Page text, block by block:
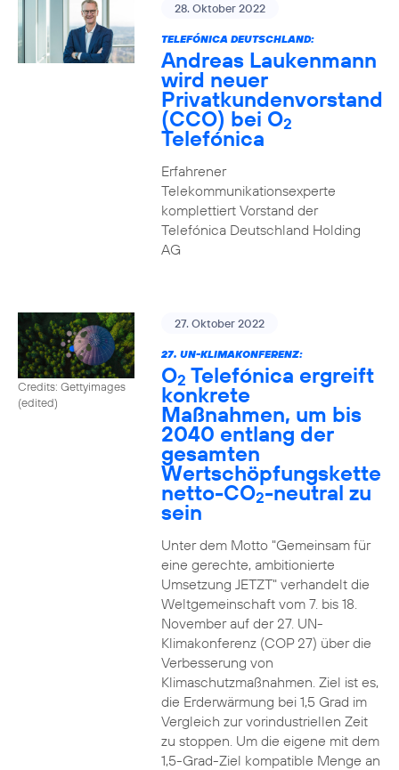
28. Oktober 2022
TELEFÓNICA DEUTSCHLAND:
Andreas Laukenmann
wird neuer
Privatkundenvorstand
(CCO) bei O2
Telefónica
Erfahrener
Telekommunikationsexperte
komplettiert Vorstand der
Telefónica Deutschland Holding
AG
Credits: Gettyimages
(edited)
27. Oktober 2022
27. UN-KLIMAKONFERENZ:
O2 Telefónica ergreift
konkrete
Maßnahmen, um bis
2040 entlang der
gesamten
Wertschöpfungskette
netto-CO2-neutral zu
sein
Unter dem Motto "Gemeinsam für
eine gerechte, ambitionierte
Umsetzung JETZT" verhandelt die
Weltgemeinschaft vom 7. bis 18.
November auf der 27. UN-
Klimakonferenz (COP 27) über die
Verbesserung von
Klimaschutzmaßnahmen. Ziel ist es,
die Erderwärmung bei 1,5 Grad im
Vergleich zur vorindustriellen Zeit
zu stoppen. Um die eigene mit dem
1,5-Grad-Ziel kompatible Menge an